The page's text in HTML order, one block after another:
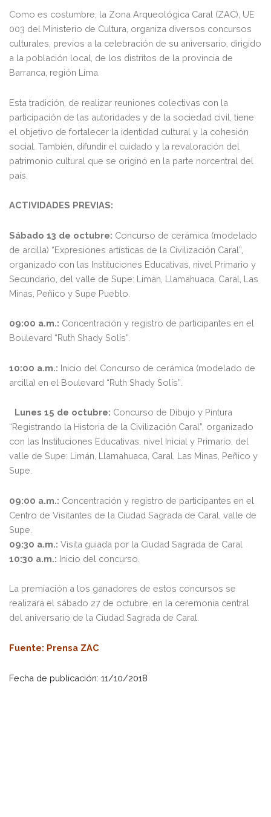
Como es costumbre, la Zona Arqueológica Caral (ZAC), UE
003 del Ministerio de Cultura, organiza diversos concursos
culturales, previos a la celebración de su aniversario, dirigido
a la población local, de los distritos de la provincia de
Barranca, región Lima.
Esta tradición, de realizar reuniones colectivas con la
participación de las autoridades y de la sociedad civil, tiene
el objetivo de fortalecer la identidad cultural y la cohesión
social. También, difundir el cuidado y la revaloración del
patrimonio cultural que se originó en la parte norcentral del
país.
ACTIVIDADES PREVIAS:
Sábado 13 de octubre: Concurso de cerámica (modelado
de arcilla) “Expresiones artísticas de la Civilización Caral”,
organizado con las Instituciones Educativas, nivel Primario y
Secundario, del valle de Supe: Limán, Llamahuaca, Caral, Las
Minas, Peñico y Supe Pueblo.
09:00 a.m.: Concentración y registro de participantes en el
Boulevard “Ruth Shady Solís”.
10:00 a.m.: Inicio del Concurso de cerámica (modelado de
arcilla) en el Boulevard “Ruth Shady Solís”.
Lunes 15 de octubre: Concurso de Dibujo y Pintura
“Registrando la Historia de la Civilización Caral”, organizado
con las Instituciones Educativas, nivel Inicial y Primario, del
valle de Supe: Limán, Llamahuaca, Caral, Las Minas, Peñico y
Supe.
09:00 a.m.: Concentración y registro de participantes en el
Centro de Visitantes de la Ciudad Sagrada de Caral, valle de
Supe.
09:30 a.m.: Visita guiada por la Ciudad Sagrada de Caral
10:30 a.m.: Inicio del concurso.
La premiación a los ganadores de estos concursos se
realizará el sábado 27 de octubre, en la ceremonia central
del aniversario de la Ciudad Sagrada de Caral.
Fuente: Prensa ZAC
Fecha de publicación: 11/10/2018